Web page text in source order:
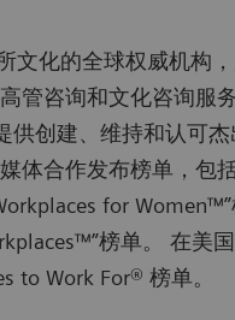
文化的全球权威机构
管咨询和文化咨询服
创建、维持和认可
体合作发布榜单，包
for
榜单。 在美
to Work For® 榜单。